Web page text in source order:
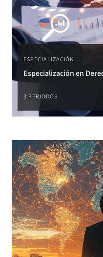
ESPECIALIZACIÓN
Especialización en
3 PERIODOS